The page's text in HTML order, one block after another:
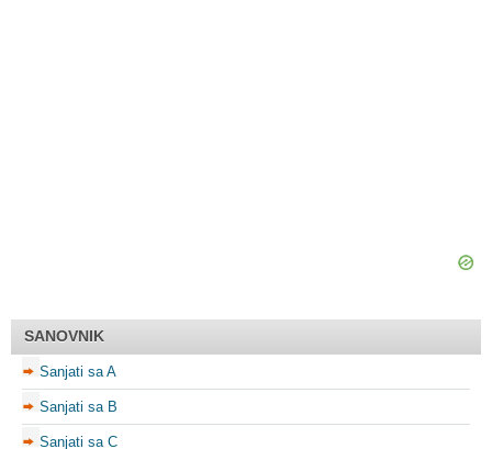
SANOVNIK
Sanjati sa A
Sanjati sa B
Sanjati sa C